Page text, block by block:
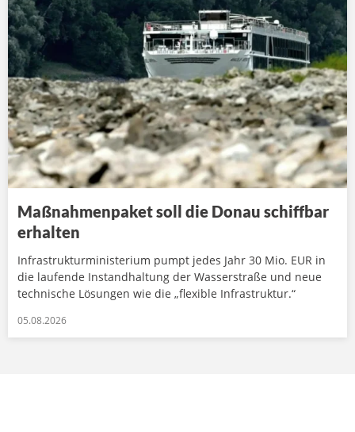
Maßnahmenpaket soll die Donau schiffbar
erhalten
Infrastrukturministerium pumpt jedes Jahr 30 Mio. EUR in
die laufende Instandhaltung der Wasserstraße und neue
technische Lösungen wie die „flexible Infrastruktur.“
05.08.2026